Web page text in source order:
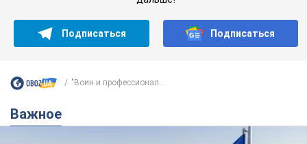
Подписаться Подписаться
"Воин и профессионал...
Важное